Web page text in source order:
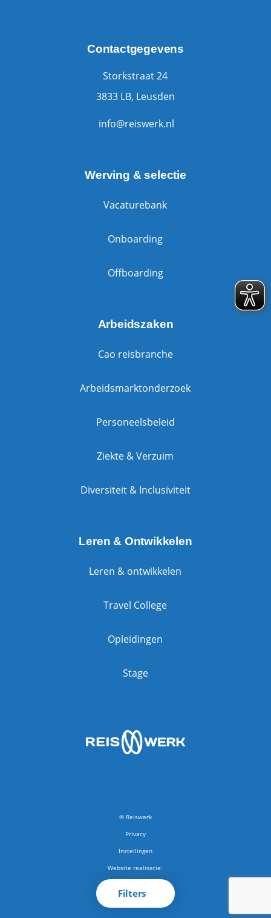
Filters
Contactgegevens
Storkstraat 24
3833 LB, Leusden
info@reiswerk.nl
Werving & selectie
Vacaturebank
Onboarding
Offboarding
Arbeidszaken
Cao reisbranche
Arbeidsmarktonderzoek
Personeelsbeleid
Ziekte & Verzuim
Diversiteit & Inclusiviteit
Leren & Ontwikkelen
Leren & ontwikkelen
Travel College
Opleidingen
Stage
© Reiswerk
Privacy
Instellingen
Website realisatie: